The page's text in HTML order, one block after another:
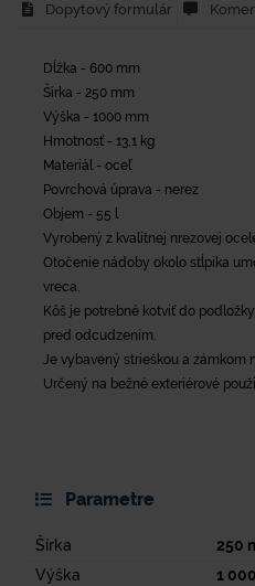
Dopytový formulár
Dĺžka - 600 mm
Šírka - 250 mm
Výška - 1000 mm
Hmotnosť - 13,1 kg
Materiál - oceľ
Povrchová úprava - nerez
Objem - 55 l
Vyrobený z kvalitnej nrezovej
Otočenie nádoby okolo stĺpika
vreca.
Kôš je potrebné kotviť do
pred odcudzením.
Je vybavený strieškou a zámkom
Určený na bežné exteriérové
Parametre
Šírka 250
Výška
1 000